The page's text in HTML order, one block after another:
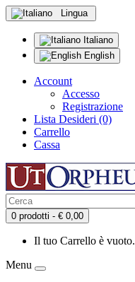
Lingua
Italiano
English
Account
Accesso
Registrazione
Lista Desideri (0)
Carrello
Cassa
0 prodotti - € 0,00
Il tuo Carrello è vuoto.
Menu